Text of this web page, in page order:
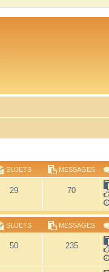
SUJETS MESSAGES
29 70
SUJETS MESSAGES
50 235